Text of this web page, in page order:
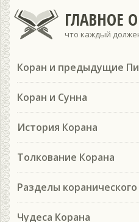
ГЛАВНОЕ
что каждый
Коран и предыдущие
Коран и Сунна
История Корана
Толкование Корана
Разделы
Чудеса Корана